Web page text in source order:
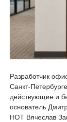
Разработчик
Санкт-
действующие и
основатель
НОТ Вячеслав